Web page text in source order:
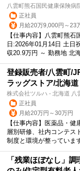
八雲町熊石国民健康保険病
正社員
月給20万9,000円～23
【仕事内容】八雲町熊
日:2026年01月14日 土日
収20.9万円 ～ 勤務地 北
登録販売者/八雲町/
ラッグストア/北海道
株式会社ツルハ - 北海道 八
正社員
月給20万円～30万円
【仕事内容】医薬品・
層別研修、社内コンテス
制度と環境が整っていま
「残業ほぼなし」